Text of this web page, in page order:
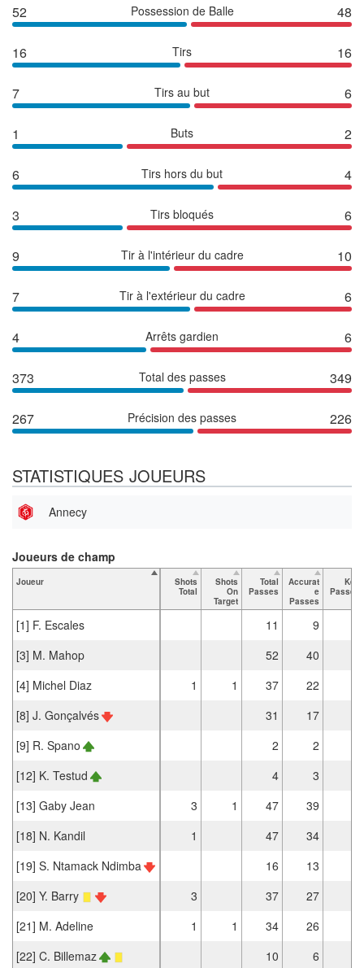
52 Possession de Balle 48
16 Tirs 16
7 Tirs au but 6
1 Buts 2
6 Tirs hors du but 4
3 Tirs bloqués 6
9 Tir à l'intérieur du cadre 10
7 Tir à l'extérieur du cadre 6
4 Arrêts gardien 6
373 Total des passes 349
267 Précision des passes 226
STATISTIQUES JOUEURS
Annecy
Joueur
Shots
Total
Shots
On
Target
Total
Passes
Accurat
e
Passes
Key
Passes
[1] F. Escales 11
9
[3] M. Mahop
52 40
[4] Michel Diaz
1 1 37 22
[8] J. Gonçalvés
31
17
[9] R. Spano
2
2
[12] K. Testud
4 3
[13] Gaby Jean
3 1 47
39
[18] N. Kandil
1 47 34
[19] S. Ntamack Ndimba
16
13
[20] Y. Barry
3 37 27
[21] M. Adeline
1 1 34 26
[22] C. Billemaz
10
6
Joueurs de champ